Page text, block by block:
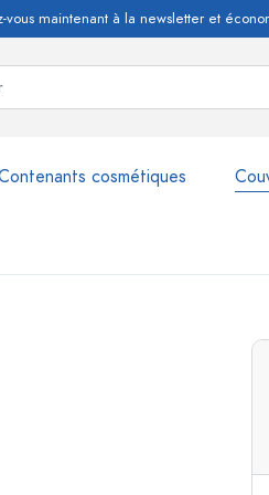
vous maintenant à la newsletter et
cosmétiques